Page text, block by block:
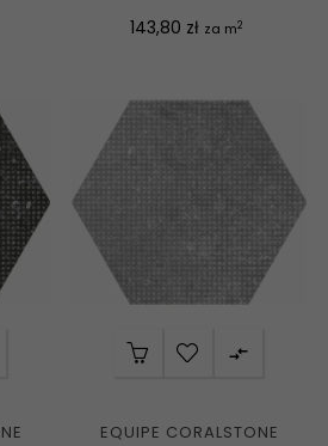
Cena
143,80 zł za m2

EQUIPE CORALSTONE